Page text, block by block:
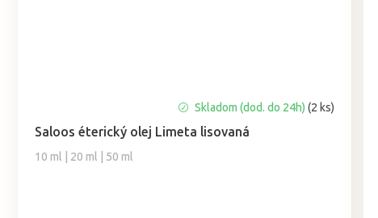
Saloos éterický olej Limeta lisovaná
10 ml | 20 ml | 50 ml
hodnotenie
produktu
je
Skladom (dod. do 24h)(2 ks)